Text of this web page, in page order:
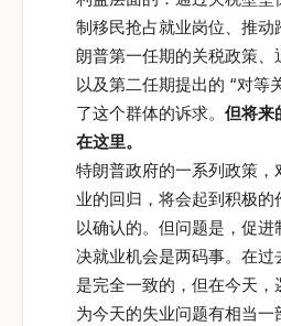
制移民抢占就业岗位、推动
朗普第一任期的关税政策、
以及第二任期提出的 “对等
了这个群体的诉求。 但将来
在这里。
特朗普政府的一系列政策，
业的回归，将会起到积极
以确认的。但问题是，促
决就业机会是两码事。在过
是完全一致的，但在今天，
为今天的失业问题有相当